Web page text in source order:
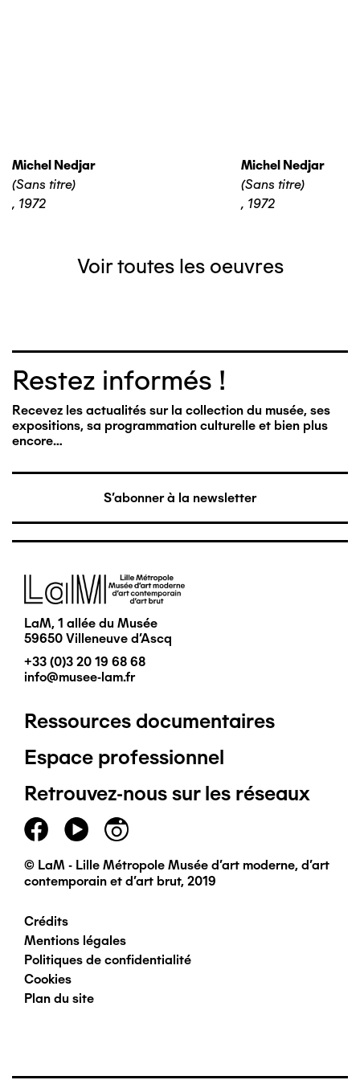
Michel Nedjar
(Sans titre)
, 1972
Michel Nedjar
(Sans titre)
, 1972
Voir toutes les oeuvres
Restez informés !
Recevez les actualités sur la collection du musée, ses
expositions, sa programmation culturelle et bien plus
encore…
S'abonner à la newsletter
Image
LaM, 1 allée du Musée
59650 Villeneuve d'Ascq
+33 (0)3 20 19 68 68
info@musee-lam.fr
Pied
de
page
principal
Ressources documentaires
Espace professionnel
Retrouvez-nous sur les réseaux
© LaM - Lille Métropole Musée d'art moderne, d'art
contemporain et d'art brut, 2019
Pied
de
page
Crédits
Mentions légales
Politiques de confidentialité
Cookies
Plan du site